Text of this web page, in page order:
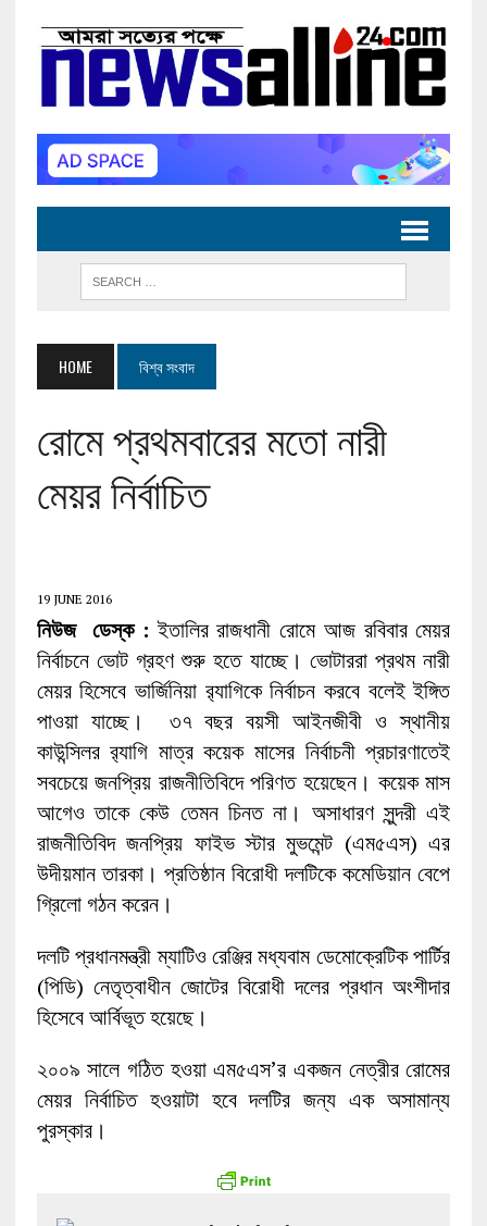
HOME বিশ্ব সংবাদ
রোমে প্রথমবারের মতো নারী
মেয়র নির্বাচিত
19 JUNE 2016
নিউজ ডেস্ক : ইতালির রাজধানী রোমে আজ রবিবার মেয়র
নির্বাচনে ভোট গ্রহণ শুরু হতে যাচ্ছে। ভোটাররা প্রথম নারী
মেয়র হিসেবে ভার্জিনিয়া র‌্যাগিকে নির্বাচন করবে বলেই ইঙ্গিত
পাওয়া যাচ্ছে। ৩৭ বছর বয়সী আইনজীবী ও স্থানীয়
কাউন্সিলর র‌্যাগি মাত্র কয়েক মাসের নির্বাচনী প্রচারণাতেই
সবচেয়ে জনপ্রিয় রাজনীতিবিদে পরিণত হয়েছেন। কয়েক মাস
আগেও তাকে কেউ তেমন চিনত না। অসাধারণ সুন্দরী এই
রাজনীতিবিদ জনপ্রিয় ফাইভ স্টার মুভমেন্ট (এম৫এস) এর
উদীয়মান তারকা। প্রতিষ্ঠান বিরোধী দলটিকে কমেডিয়ান বেপে
গ্রিলো গঠন করেন।
দলটি প্রধানমন্ত্রী ম্যাটিও রেঞ্জির মধ্যবাম ডেমোক্রেটিক পার্টির
(পিডি) নেতৃত্বাধীন জোটের বিরোধী দলের প্রধান অংশীদার
হিসেবে আর্বিভূত হয়েছে।
২০০৯ সালে গঠিত হওয়া এম৫এস’র একজন নেত্রীর রোমের
মেয়র নির্বাচিত হওয়াটা হবে দলটির জন্য এক অসামান্য
পুরস্কার।